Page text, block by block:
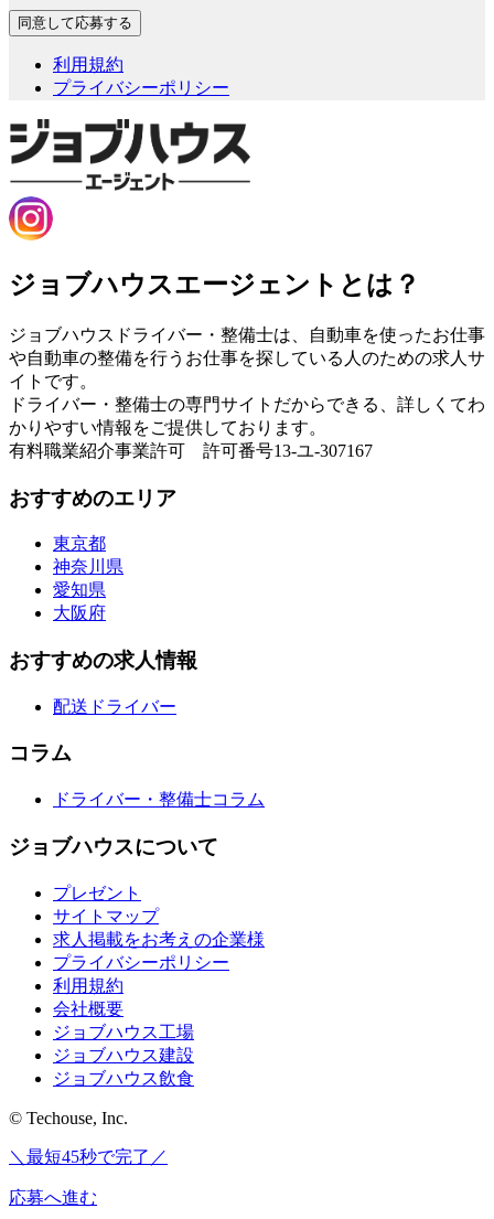
利用規約
プライバシーポリシー
ジョブハウスエージェントとは？
ジョブハウスドライバー・整備士は、自動車を使ったお仕事
や自動車の整備を行うお仕事を探している人のための求人サ
イトです。
ドライバー・整備士の専門サイトだからできる、詳しくてわ
かりやすい情報をご提供しております。
有料職業紹介事業許可 許可番号13-ユ-307167
おすすめのエリア
東京都
神奈川県
愛知県
大阪府
おすすめの求人情報
配送ドライバー
コラム
ドライバー・整備士コラム
ジョブハウスについて
プレゼント
サイトマップ
求人掲載をお考えの企業様
プライバシーポリシー
利用規約
会社概要
ジョブハウス工場
ジョブハウス建設
ジョブハウス飲食
© Techouse, Inc.
＼最短45秒で完了／
応募へ進む